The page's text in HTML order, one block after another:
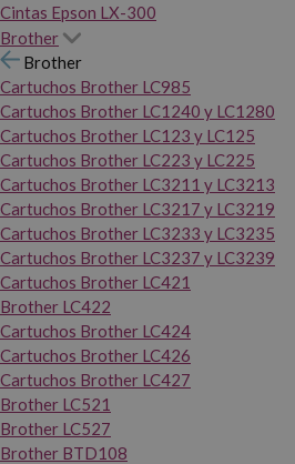
Cintas Epson LX-300
Brother
Brother
Cartuchos Brother LC985
Cartuchos Brother LC1240 y LC1280
Cartuchos Brother LC123 y LC125
Cartuchos Brother LC223 y LC225
Cartuchos Brother LC3211 y LC3213
Cartuchos Brother LC3217 y LC3219
Cartuchos Brother LC3233 y LC3235
Cartuchos Brother LC3237 y LC3239
Cartuchos Brother LC421
Brother LC422
Cartuchos Brother LC424
Cartuchos Brother LC426
Cartuchos Brother LC427
Brother LC521
Brother LC527
Brother BTD108